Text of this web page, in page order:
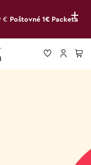
+
€ Poštovné 1€ Packeta